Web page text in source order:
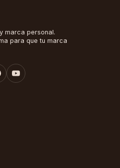
marca personal.
para que tu marca